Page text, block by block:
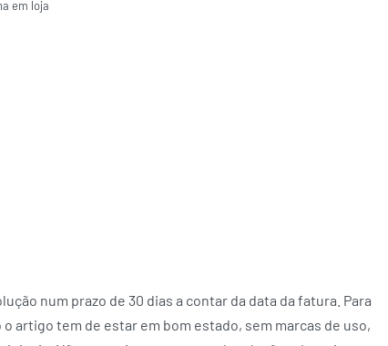
em loja
num prazo de 30 dias a contar da data da fatura. Para
artigo tem de estar em bom estado, sem marcas de uso,